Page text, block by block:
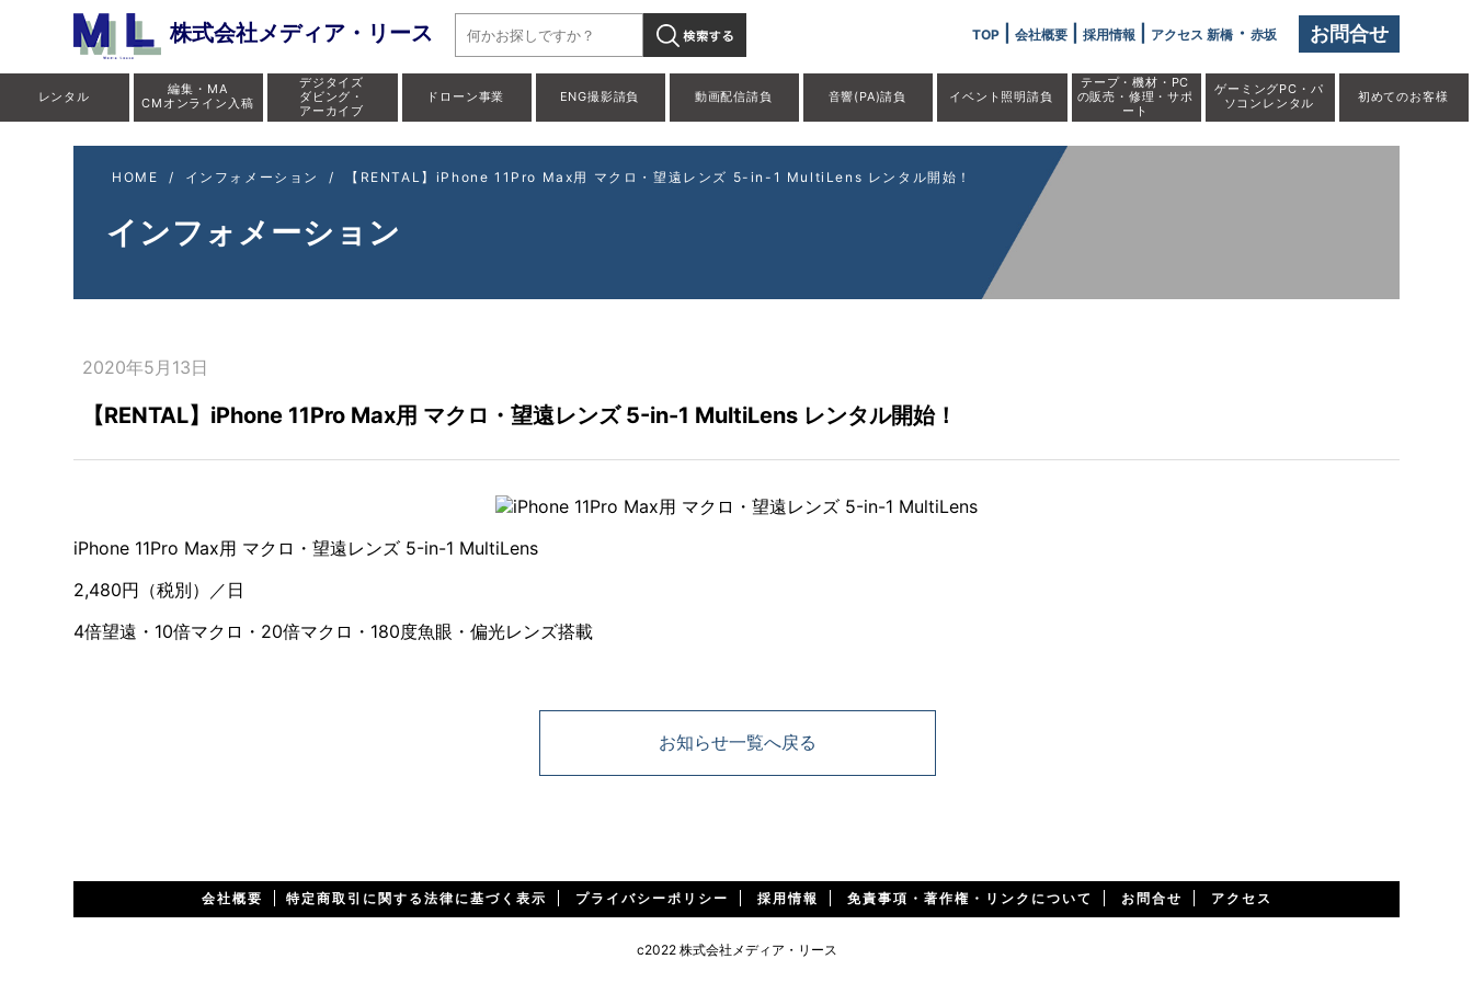
株式会社メディア・リース お問合せ
TOP| 会社概要| 採用情報 アクセス 新橋・ 赤坂
レンタル
編集・MA
CMオンライン入稿
デジタイズ
ダビング・
アーカイブ
ドローン事業 ENG撮影請負 動画配信請負 音響(PA)請負 イベント照明請負
テープ・機材・PC
の販売・修理・サポ
ート
ゲーミングPC・パ
ソコンレンタル
初めてのお客様
HOME / インフォメーション / 【RENTAL】iPhone 11Pro Max用 マクロ・望遠レンズ 5-in-1 MultiLens レンタル開始！
インフォメーション
2020年5月13日
【RENTAL】iPhone 11Pro Max用 マクロ・望遠レンズ 5-in-1 MultiLens レンタル開始！
iPhone 11Pro Max用 マクロ・望遠レンズ 5-in-1 MultiLens
2,480円（税別）／日
4倍望遠・10倍マクロ・20倍マクロ・180度魚眼・偏光レンズ搭載
お知らせ一覧へ戻る
会社概要 特定商取引に関する法律に基づく表示 プライバシーポリシー 採用情報 免責事項・著作権・リンクについて お問合せ アクセス
c2022 株式会社メディア・リース